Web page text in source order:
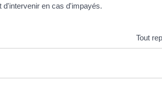
d'intervenir en cas d'impayés.
Tout